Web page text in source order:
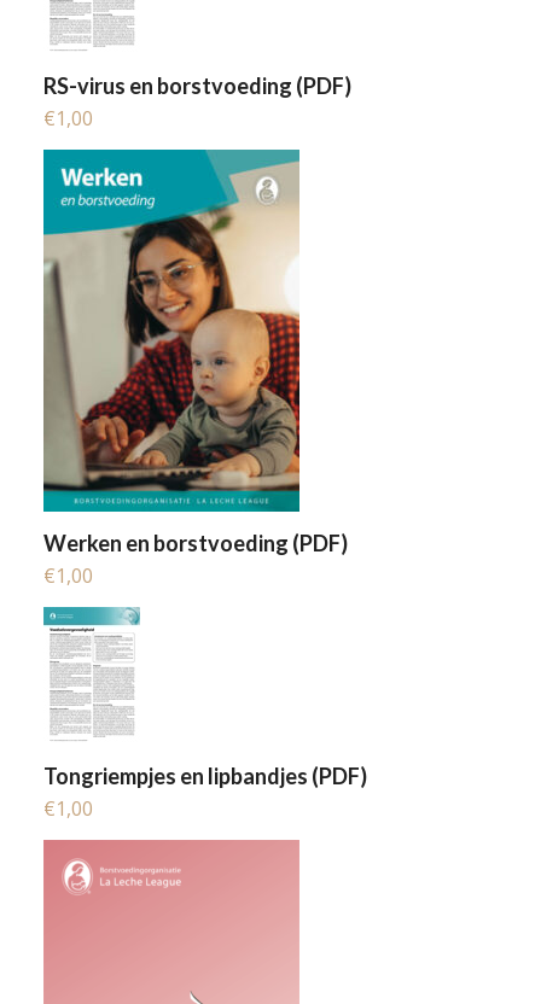
RS-virus en borstvoeding (PDF)
€1,00
Werken en borstvoeding (PDF)
€1,00
Tongriempjes en lipbandjes (PDF)
€1,00